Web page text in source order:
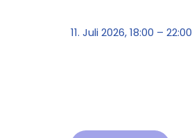
11. Juli 2026, 18:00 – 22:00